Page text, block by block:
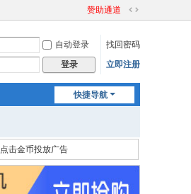
赞助通道
切
到
宽
自动登录
找回密码
登录 立即注册
快捷导航
点击金币投放广告